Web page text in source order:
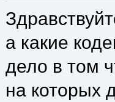
а какие
дело в том
на которых